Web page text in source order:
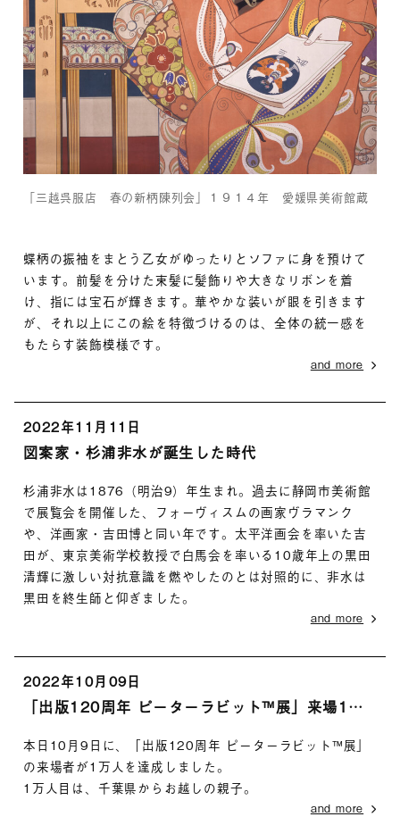
「三越呉服店 春の新柄陳列会」１９１４年 愛媛県美術館蔵
蝶柄の振袖をまとう乙女がゆったりとソファに身を預けて
います。前髪を分けた束髪に髪飾りや大きなリボンを着
け、指には宝石が輝きます。華やかな装いが眼を引きます
が、それ以上にこの絵を特徴づけるのは、全体の統一感を
もたらす装飾模様です。
and more
2022年11月11日
図案家・杉浦非水が誕生した時代
杉浦非水は1876（明治9）年生まれ。過去に静岡市美術館
で展覧会を開催した、フォーヴィスムの画家ヴラマンク
や、洋画家・吉田博と同い年です。太平洋画会を率いた吉
田が、東京美術学校教授で白馬会を率いる10歳年上の黒田
清輝に激しい対抗意識を燃やしたのとは対照的に、非水は
黒田を終生師と仰ぎました。
and more
2022年10月09日
「出版120周年 ピーターラビット™展」来場1万人を達成！
本日10月9日に、「出版120周年 ピーターラビット™展」
の来場者が1万人を達成しました。
1万人目は、千葉県からお越しの親子。
and more